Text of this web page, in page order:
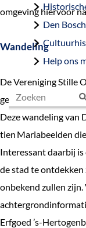
Den
Help ons
o
omgeving hiervoor
Wandeling
De Vereniging Stille
gemarkeerd door
Deze wandeling van
tien Mariabeelden
Interessant daarbij
de stad te ontdekken
onbekend zullen
Erfgoed ’s-